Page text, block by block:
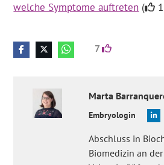
welche Symptome auftreten (
7
Marta
Embryologin
Abschluss in
Biomedizin an